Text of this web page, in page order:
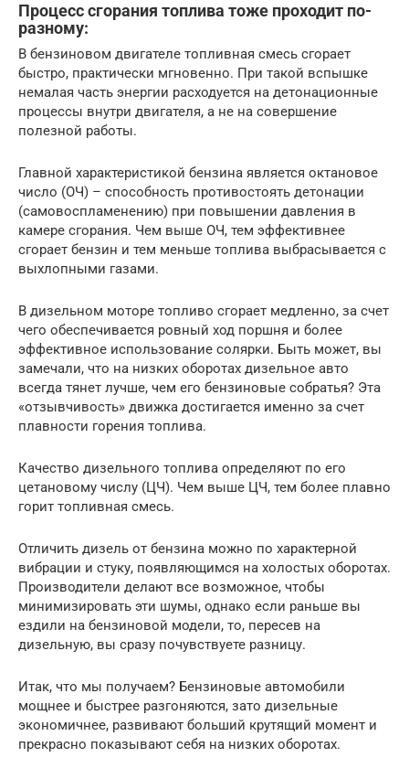
Процесс сгорания топлива тоже проходит по-
разному:
В бензиновом двигателе топливная смесь сгорает
быстро, практически мгновенно. При такой вспышке
немалая часть энергии расходуется на детонационные
процессы внутри двигателя, а не на совершение
полезной работы.
Главной характеристикой бензина является октановое
число (ОЧ) – способность противостоять детонации
(самовоспламенению) при повышении давления в
камере сгорания. Чем выше ОЧ, тем эффективнее
сгорает бензин и тем меньше топлива выбрасывается с
выхлопными газами.
В дизельном моторе топливо сгорает медленно, за счет
чего обеспечивается ровный ход поршня и более
эффективное использование солярки. Быть может, вы
замечали, что на низких оборотах дизельное авто
всегда тянет лучше, чем его бензиновые собратья? Эта
«отзывчивость» движка достигается именно за счет
плавности горения топлива.
Качество дизельного топлива определяют по его
цетановому числу (ЦЧ). Чем выше ЦЧ, тем более плавно
горит топливная смесь.
Отличить дизель от бензина можно по характерной
вибрации и стуку, появляющимся на холостых оборотах.
Производители делают все возможное, чтобы
минимизировать эти шумы, однако если раньше вы
ездили на бензиновой модели, то, пересев на
дизельную, вы сразу почувствуете разницу.
Итак, что мы получаем? Бензиновые автомобили
мощнее и быстрее разгоняются, зато дизельные
экономичнее, развивают больший крутящий момент и
прекрасно показывают себя на низких оборотах.